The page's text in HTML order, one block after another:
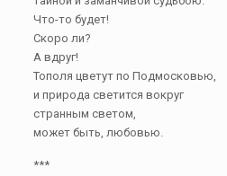
Что-то будет!
Скоро ли?
А вдруг!
Тополя цветут по Подмосковью,
и природа светится вокруг
странным светом,
может быть, любовью.
***